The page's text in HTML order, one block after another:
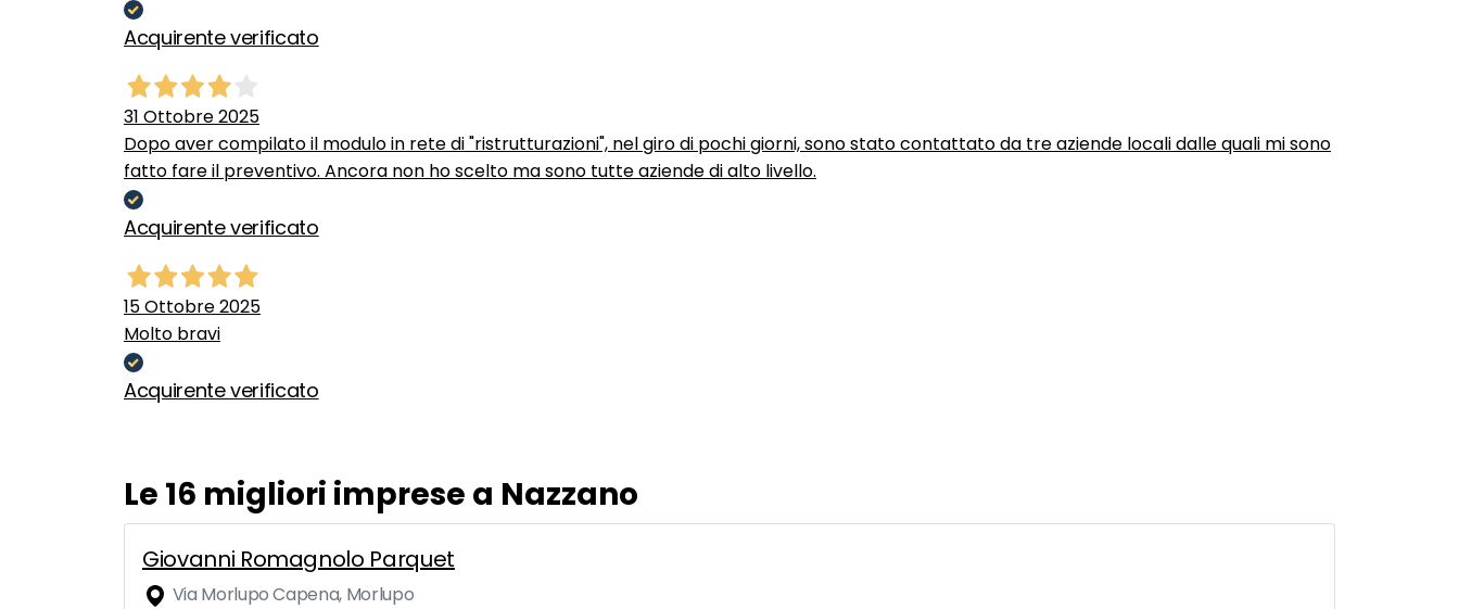
Acquirente verificato
31 Ottobre 2025
Dopo aver compilato il modulo in rete di "ristrutturazioni", nel giro di pochi giorni, sono stato contattato da tre aziende locali dalle quali mi sono
fatto fare il preventivo. Ancora non ho scelto ma sono tutte aziende di alto livello.
Acquirente verificato
15 Ottobre 2025
Molto bravi
Acquirente verificato
Le 16 migliori imprese a Nazzano
Giovanni Romagnolo Parquet
Via Morlupo Capena, Morlupo